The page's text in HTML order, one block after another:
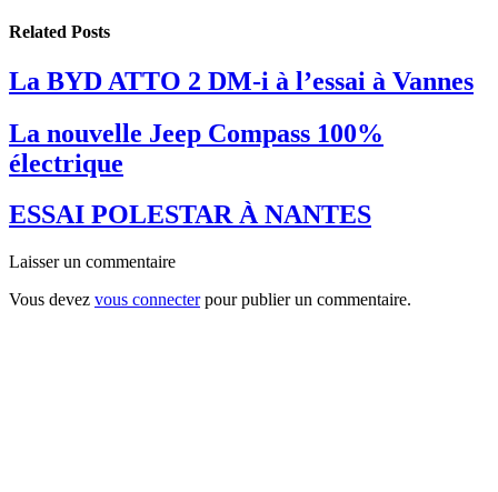
Related Posts
La BYD ATTO 2 DM-i à l’essai à Vannes
La nouvelle Jeep Compass 100%
électrique
ESSAI POLESTAR À NANTES
Laisser un commentaire
Vous devez vous connecterpour publier un commentaire.